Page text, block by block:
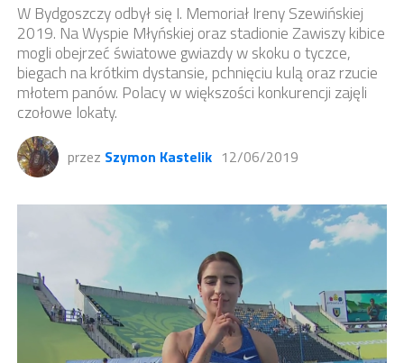
W Bydgoszczy odbył się I. Memoriał Ireny Szewińskiej
2019. Na Wyspie Młyńskiej oraz stadionie Zawiszy kibice
mogli obejrzeć światowe gwiazdy w skoku o tyczce,
biegach na krótkim dystansie, pchnięciu kulą oraz rzucie
młotem panów. Polacy w większości konkurencji zajęli
czołowe lokaty.
przez Szymon Kastelik 12/06/2019